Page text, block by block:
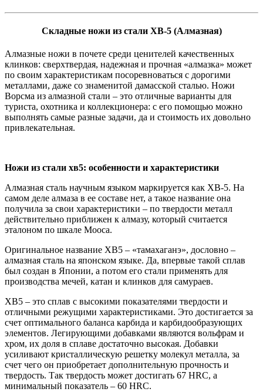
Складные ножи из стали ХВ-5 (Алмазная)
Алмазные ножи в почете среди ценителей качественных
клинков: сверхтвердая, надежная и прочная «алмазка» может
по своим характеристикам посоревноваться с дорогими
металлами, даже со знаменитой дамасской сталью. Ножи
Ворсма из алмазной стали – это отличные варианты для
туриста, охотника и коллекционера: с его помощью можно
выполнять самые разные задачи, да и стоимость их довольно
привлекательная.
Ножи из стали хв5: особенности и характеристики
Алмазная сталь научным языком маркируется как ХВ-5. На
самом деле алмаза в ее составе нет, а такое название она
получила за свои характеристики – по твердости металл
действительно приближен к алмазу, который считается
эталоном по шкале Мооса.
Оригинальное название ХВ5 – «тамахаганэ», дословно –
алмазная сталь на японском языке. Да, впервые такой сплав
был создан в Японии, а потом его стали применять для
производства мечей, катан и клинков для самураев.
ХВ5 – это сплав с высокими показателями твердости и
отличными режущими характеристиками. Это достигается за
счет оптимального баланса карбида и карбидообразующих
элементов. Легирующими добавками являются вольфрам и
хром, их доля в сплаве достаточно высокая. Добавки
усиливают кристаллическую решетку молекул металла, за
счет чего он приобретает дополнительную прочность и
твердость. Так твердость может достигать 67 HRC, а
минимальный показатель – 60 HRC.